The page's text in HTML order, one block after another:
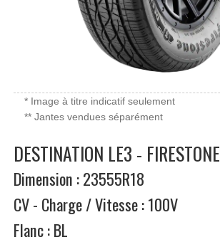
* Image à titre indicatif seulement
** Jantes vendues séparément
DESTINATION LE3 - FIRESTONE
Dimension : 23555R18
CV - Charge / Vitesse : 100V
Flanc : BL